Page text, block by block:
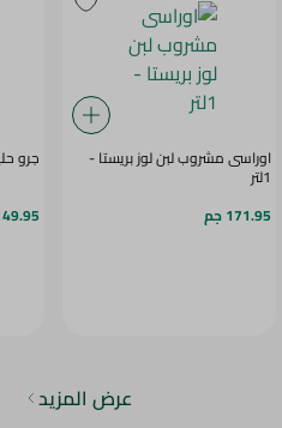
اوراسى مشروب لبن لوز بريستا -
1لتر
171.95 جم
جرو
149.95
عرض المزيد